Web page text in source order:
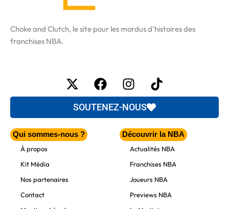
Choke and Clutch, le site pour les mordus d’histoires des
franchises NBA.
X-
twitter
FacebookInstagram
Tiktok
SOUTENEZ-NOUS
Qui sommes-nous ?
À propos
Kit Média
Nos partenaires
Contact
Découvrir la NBA
Actualités NBA
Franchises NBA
Joueurs NBA
Previews NBA